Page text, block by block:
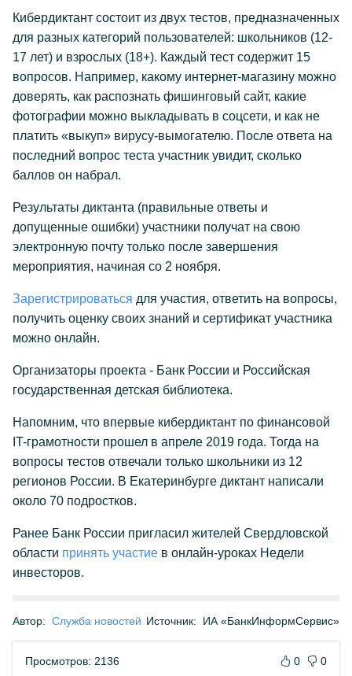
Кибердиктант состоит из двух тестов, предназначенных
для разных категорий пользователей: школьников (12-
17 лет) и взрослых (18+). Каждый тест содержит 15
вопросов. Например, какому интернет-магазину можно
доверять, как распознать фишинговый сайт, какие
фотографии можно выкладывать в соцсети, и как не
платить «выкуп» вирусу-вымогателю. После ответа на
последний вопрос теста участник увидит, сколько
баллов он набрал.
Результаты диктанта (правильные ответы и
допущенные ошибки) участники получат на свою
электронную почту только после завершения
мероприятия, начиная со 2 ноября.
Зарегистрироваться для участия, ответить на вопросы,
получить оценку своих знаний и сертификат участника
можно онлайн.
Организаторы проекта - Банк России и Российская
государственная детская библиотека.
Напомним, что впервые кибердиктант по финансовой
IT-грамотности прошел в апреле 2019 года. Тогда на
вопросы тестов отвечали только школьники из 12
регионов России. В Екатеринбурге диктант написали
около 70 подростков.
Ранее Банк России пригласил жителей Свердловской
области принять участие в онлайн-уроках Недели
инвесторов.
Автор: Служба новостей Источник: ИА «БанкИнформСервис»
Просмотров: 2136 0 0